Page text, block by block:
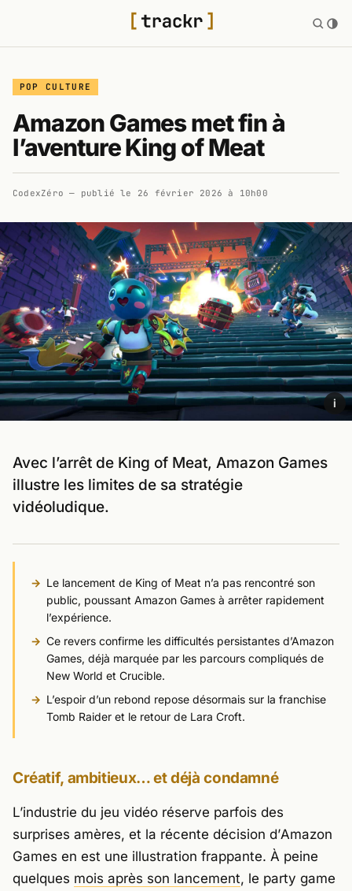
POP CULTURE
Amazon Games met fin à
l’aventure King of Meat
CodexZéro — publié le 26 février 2026 à 10h00
i
Avec l’arrêt de King of Meat, Amazon Games
illustre les limites de sa stratégie
vidéoludique.
Le lancement de King of Meat n’a pas rencontré son
public, poussant Amazon Games à arrêter rapidement
l’expérience.
Ce revers confirme les difficultés persistantes d’Amazon
Games, déjà marquée par les parcours compliqués de
New World et Crucible.
L’espoir d’un rebond repose désormais sur la franchise
Tomb Raider et le retour de Lara Croft.
Créatif, ambitieux… et déjà condamné
L’industrie du jeu vidéo réserve parfois des
surprises amères, et la récente décision d’Amazon
Games en est une illustration frappante. À peine
quelques mois après son lancement, le party game